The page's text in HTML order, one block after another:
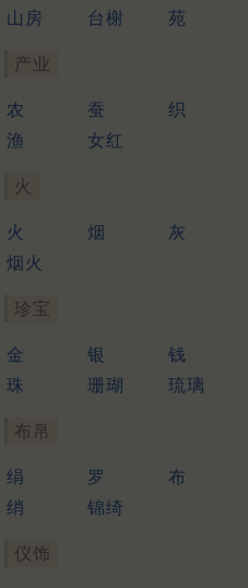
山房
台榭 苑
产业
农 蚕 织
渔
女红
火
火 烟 灰
烟火
珍宝
金 银 钱
珠
珊瑚 琉璃
布帛
绢 罗 布
绡
锦绮
仪饰